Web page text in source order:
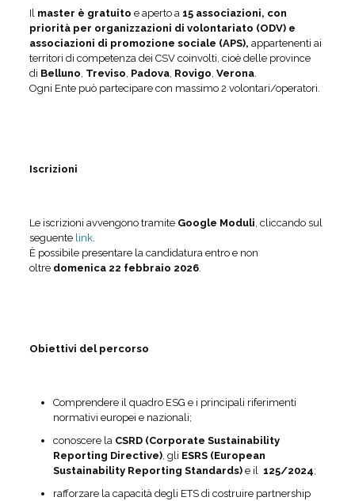
Il master è gratuito e aperto a 15 associazioni, con
priorità per organizzazioni di volontariato (ODV) e
associazioni di promozione sociale (APS), appartenenti ai
territori di competenza dei CSV coinvolti, cioè delle province
di Belluno, Treviso, Padova, Rovigo, Verona.
Ogni Ente può partecipare con massimo 2 volontari/operatori.
Iscrizioni
Le iscrizioni avvengono tramite Google Moduli, cliccando sul
seguente link.
È possibile presentare la candidatura entro e non
oltre domenica 22 febbraio 2026.
Obiettivi del percorso
Comprendere il quadro ESG e i principali riferimenti
normativi europei e nazionali;
conoscere la CSRD (Corporate Sustainability
Reporting Directive), gli ESRS (European
Sustainability Reporting Standards)e il 125/2024;
rafforzare la capacità degli ETS di costruire partnership